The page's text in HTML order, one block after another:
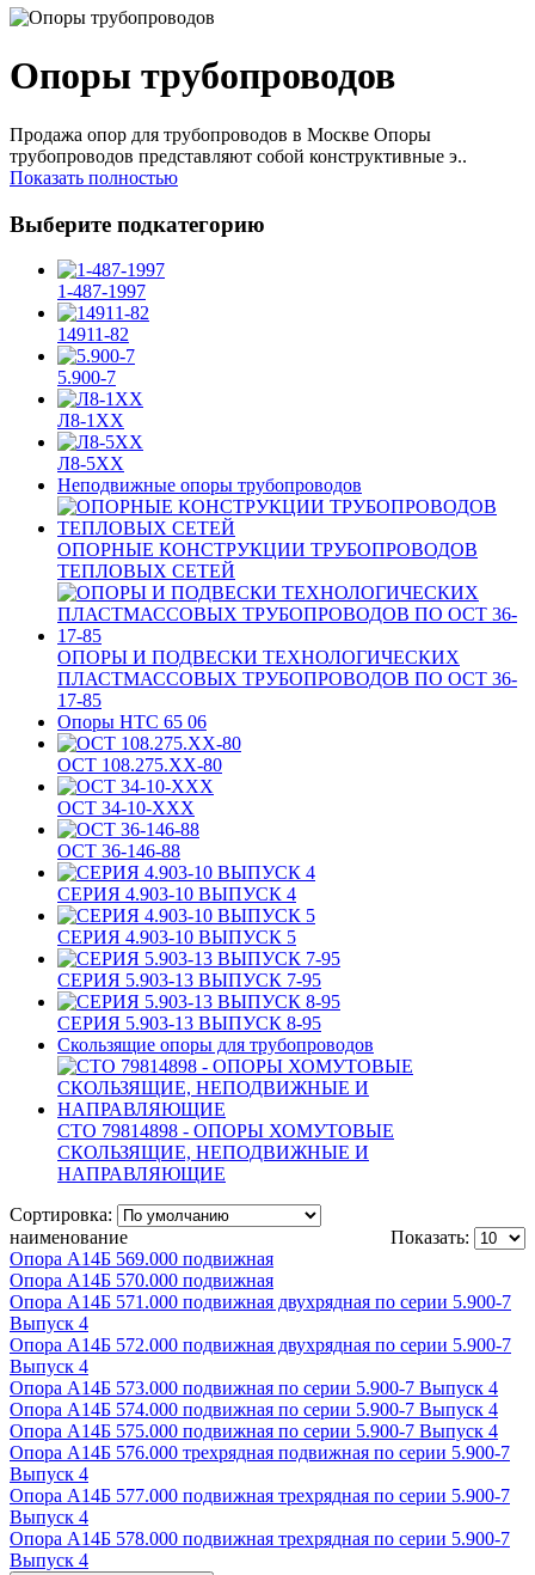
Опоры трубопроводов
Продажа опор для трубопроводов в Москве Опоры
трубопроводов представляют собой конструктивные э..
Показать полностью
Выберите подкатегорию
1-487-1997
14911-82
5.900-7
Л8-1ХХ
Л8-5ХХ
Неподвижные опоры трубопроводов
ОПОРНЫЕ КОНСТРУКЦИИ ТРУБОПРОВОДОВ
ТЕПЛОВЫХ СЕТЕЙ
ОПОРЫ И ПОДВЕСКИ ТЕХНОЛОГИЧЕСКИХ
ПЛАСТМАССОВЫХ ТРУБОПРОВОДОВ ПО ОСТ 36-
17-85
Опоры НТС 65 06
ОСТ 108.275.XX-80
ОСТ 34-10-ХХХ
ОСТ 36-146-88
СЕРИЯ 4.903-10 ВЫПУСК 4
СЕРИЯ 4.903-10 ВЫПУСК 5
СЕРИЯ 5.903-13 ВЫПУСК 7-95
СЕРИЯ 5.903-13 ВЫПУСК 8-95
Скользящие опоры для трубопроводов
СТО 79814898 - ОПОРЫ ХОМУТОВЫЕ
СКОЛЬЗЯЩИЕ, НЕПОДВИЖНЫЕ И
НАПРАВЛЯЮЩИЕ
Сортировка:
Показать:
наименование
Опора А14Б 569.000 подвижная
Опора А14Б 570.000 подвижная
Опора А14Б 571.000 подвижная двухрядная по серии 5.900-7
Выпуск 4
Опора А14Б 572.000 подвижная двухрядная по серии 5.900-7
Выпуск 4
Опора А14Б 573.000 подвижная по серии 5.900-7 Выпуск 4
Опора А14Б 574.000 подвижная по серии 5.900-7 Выпуск 4
Опора А14Б 575.000 подвижная по серии 5.900-7 Выпуск 4
Опора А14Б 576.000 трехрядная подвижная по серии 5.900-7
Выпуск 4
Опора А14Б 577.000 подвижная трехрядная по серии 5.900-7
Выпуск 4
Опора А14Б 578.000 подвижная трехрядная по серии 5.900-7
Выпуск 4